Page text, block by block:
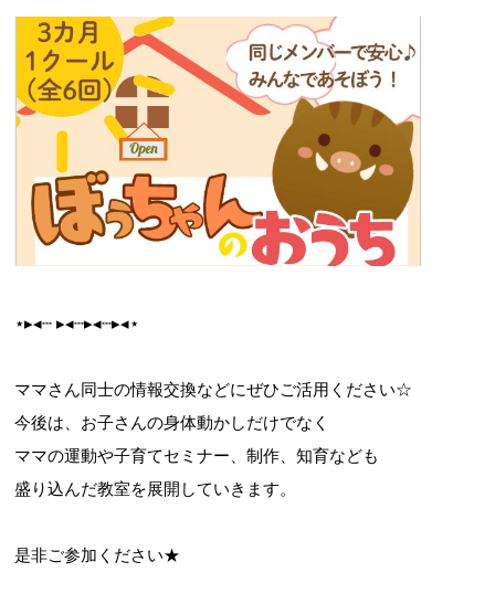
⋆▸◂┄ ▸◂┄▸◂┄▸◂⋆
ママさん同士の情報交換などにぜひご活用ください☆
今後は、お子さんの身体動かしだけでなく
ママの運動や子育てセミナー、制作、知育なども
盛り込んだ教室を展開していきます。
是非ご参加ください★